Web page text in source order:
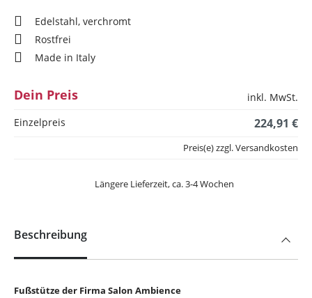
Edelstahl, verchromt
Rostfrei
Made in Italy
Dein Preis
inkl. MwSt.
Einzelpreis
224,91 €
Längere Lieferzeit, ca. 3-4 Wochen
Preis(e) zzgl. Versandkosten
Beschreibung
Fußstütze der Firma Salon Ambience